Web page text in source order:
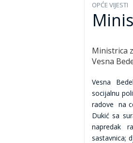
OPĆE VIJESTI
Ministrica
Vesna
Vesna
socijalnu
radove na
Dukić sa
napredak
sastavnica;